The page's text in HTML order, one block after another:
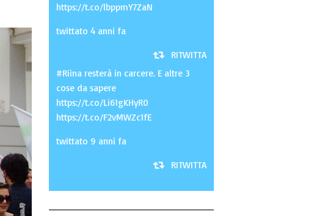
https://t.co/lbppmY7ZaN
twittato 4 anni fa
RITWITTA
#Riina resterà in carcere. E altre 3
cose da sapere
https://t.co/Li61gKHyR0
https://t.co/F2vMWZc1fE
twittato 9 anni fa
RITWITTA